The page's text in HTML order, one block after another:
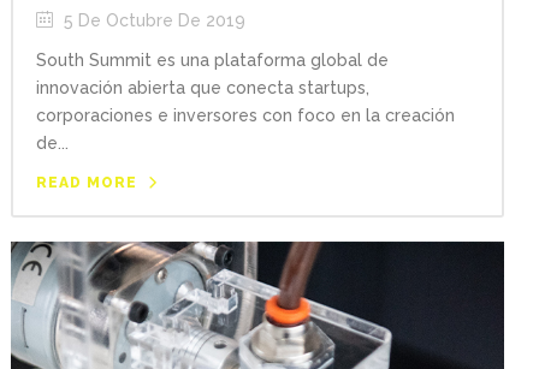
5 De Octubre De 2019
South Summit es una plataforma global de
innovación abierta que conecta startups,
corporaciones e inversores con foco en la creación
de...
READ MORE